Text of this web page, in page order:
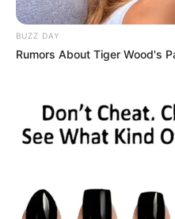
BUZZ DAY
Rumors About Tiger Wood's